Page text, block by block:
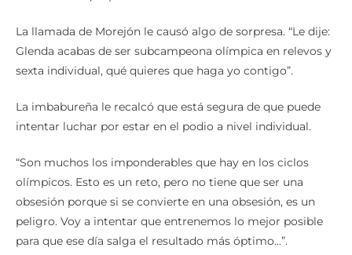
La llamada de Morejón le causó algo de sorpresa. “Le dije:
Glenda acabas de ser subcampeona olímpica en relevos y
sexta individual, qué quieres que haga yo contigo”.
La imbabureña le recalcó que está segura de que puede
intentar luchar por estar en el podio a nivel individual.
“Son muchos los imponderables que hay en los ciclos
olímpicos. Esto es un reto, pero no tiene que ser una
obsesión porque si se convierte en una obsesión, es un
peligro. Voy a intentar que entrenemos lo mejor posible
para que ese día salga el resultado más óptimo…”.